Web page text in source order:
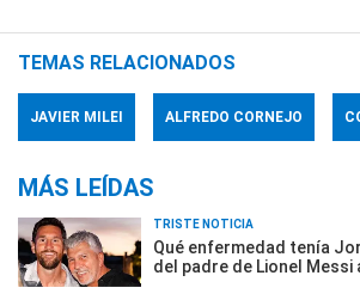
TEMAS RELACIONADOS
JAVIER MILEI ALFREDO CORNEJO
MÁS LEÍDAS
TRISTE NOTICIA
Qué enfermedad tenía
del padre de Lionel